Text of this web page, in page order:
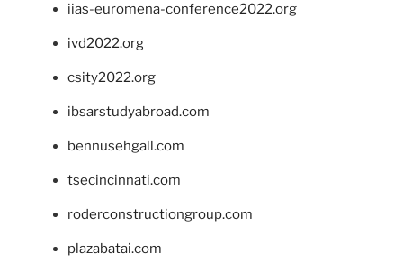
iias-euromena-conference2022.org
ivd2022.org
csity2022.org
ibsarstudyabroad.com
bennusehgall.com
tsecincinnati.com
roderconstructiongroup.com
plazabatai.com